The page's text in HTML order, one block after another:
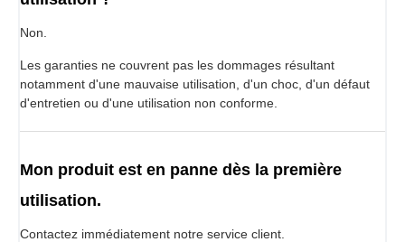
Non.
Les garanties ne couvrent pas les dommages résultant
notamment d'une mauvaise utilisation, d'un choc, d'un défaut
d'entretien ou d'une utilisation non conforme.
Mon produit est en panne dès la première
utilisation.
Contactez immédiatement notre service client.